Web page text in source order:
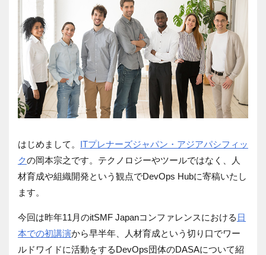
はじめまして。 ITプレナーズジャパン・アジアパシフィッ
クの岡本宗之です。テクノロジーやツールではなく、人
材育成や組織開発という観点でDevOps Hubに寄稿いたし
ます。
今回は昨年11月のitSMF Japanコンファレンスにおける 日
本での初講演から早半年、人材育成という切り口でワー
ルドワイドに活動をするDevOps団体のDASAについて紹